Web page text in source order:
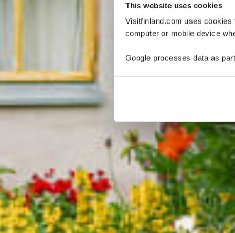
This website uses cookies
Visitfinland.com uses
computer or mobile device
Google processes data as